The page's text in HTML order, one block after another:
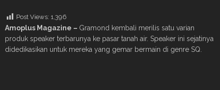
Post Views: 1,396
Amoplus Magazine – Gramond kembali merilis satu varian
produk speaker terbarunya ke pasar tanah air. Speaker ini sejatinya
didedikasikan untuk mereka yang gemar bermain di genre SQ.